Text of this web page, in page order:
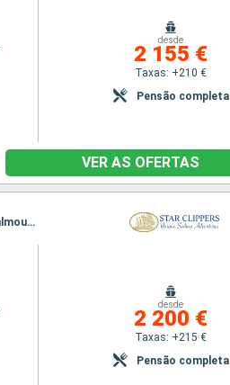
desde
2 155 €
Taxas: +210 €
Pensão completa
VER AS OFERTAS
Itinerário : Philippsburg, Charlestown, Cabrits, Terre de Haut - Ilha dos Santos, Deshaies, Falmouth, Gustavia, Philippsburg
desde
2 200 €
Taxas: +215 €
Pensão completa